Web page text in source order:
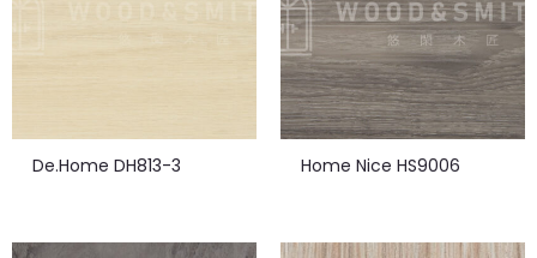
De.Home DH813-3 Home Nice HS9006